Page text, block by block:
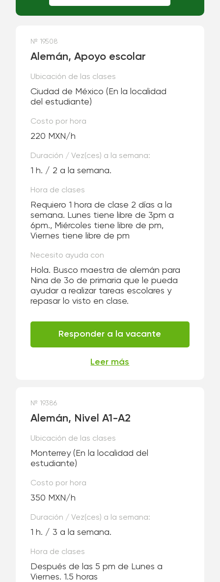
№ 19508
Alemán, Apoyo escolar
Ubicación de las clases
Ciudad de México(En la localidad
del estudiante)
Costo por hora
220 MXN/h
Duración / Vez(ces) a la semana:
1 h. / 2 a la semana.
Hora de clases
Requiero 1 hora de clase 2 días a la
semana. Lunes tiene libre de 3pm a
6pm., Miércoles tiene libre de pm,
Viernes tiene libre de pm
Necesito ayuda con
Hola. Busco maestra de alemán para
Nina de 3o de primaria que le pueda
ayudar a realizar tareas escolares y
repasar lo visto en clase.
Responder a la vacante
Leer más
№ 19386
Alemán, Nivel А1-А2
Ubicación de las clases
Monterrey(En la localidad del
estudiante)
Costo por hora
350 MXN/h
Duración / Vez(ces) a la semana:
1 h. / 3 a la semana.
Hora de clases
Después de las 5 pm de Lunes a
Viernes. 1.5 horas